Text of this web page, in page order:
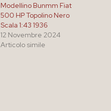
Modellino Bunmm Fiat
500 HP Topolino Nero
Scala 1:43 1936
12 Novembre 2024
Articolo simile